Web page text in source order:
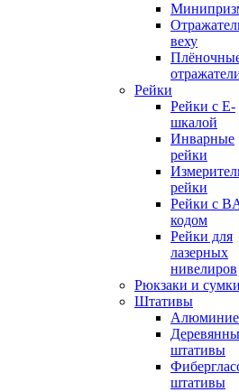
веху
Рейки
Рейки с E-
шкалой
Инварные
рейки
рейки
Рейки с
кодом
Рейки для
лазерных
нивелиров
Рюкзаки и сумки
Штативы
штативы
штативы